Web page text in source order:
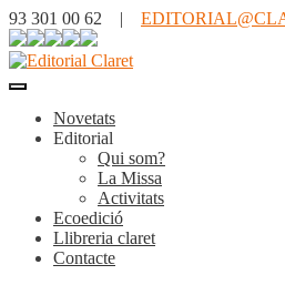
93 301 00 62 |
Novetats
Editorial
Qui som?
La Missa
Activitats
Ecoedició
Llibreria claret
Contacte